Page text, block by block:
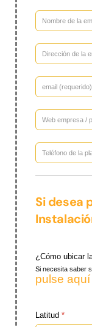
Si desea
¿Cómo ubicar
Si necesita saber
pulse aquí
Latitud *